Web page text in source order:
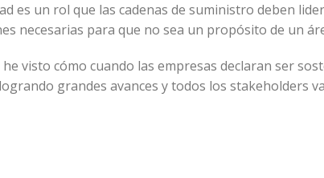
es un rol que las cadenas de suministro deben
necesarias para que no sea un propósito de un
visto cómo cuando las empresas declaran ser
grandes avances y todos los stakeholders